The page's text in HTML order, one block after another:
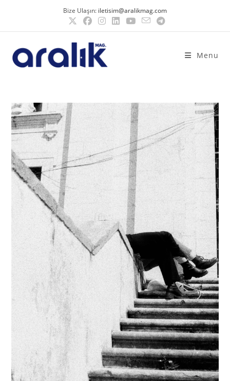
Bize Ulaşın: iletisim@aralikmag.com
Menu